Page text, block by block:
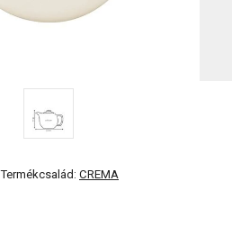
Termékcsalád: CREMA